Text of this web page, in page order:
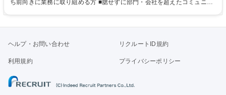
務人事】経験者歓迎！/阪急阪神HDグループ/年休124日
ち前向きに業務に取り組める方 ■臆せずに部門・会社を超えたコミュニケ
ヘルプ・お問い合わせ リクルートID規約
利用規約 プライバシーポリシー